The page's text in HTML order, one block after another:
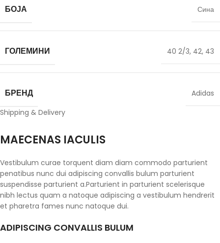
БОЈА Сина
ГОЛЕМИНИ 40 2/3, 42, 43
БРЕНД
Adidas
Shipping & Delivery
MAECENAS IACULIS
Vestibulum curae torquent diam diam commodo parturient
penatibus nunc dui adipiscing convallis bulum parturient
suspendisse parturient a.Parturient in parturient scelerisque
nibh lectus quam a natoque adipiscing a vestibulum hendrerit
et pharetra fames nunc natoque dui.
ADIPISCING CONVALLIS BULUM